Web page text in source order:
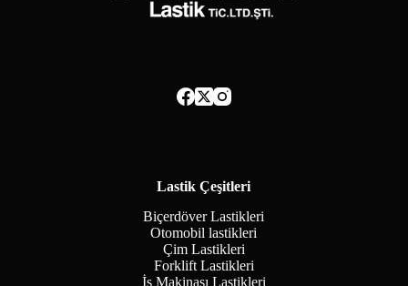
Lastik Çeşitleri
Biçerdöver Lastikleri
Otomobil lastikleri
Çim Lastikleri
Forklift Lastikleri
İş Makinası Lastikleri